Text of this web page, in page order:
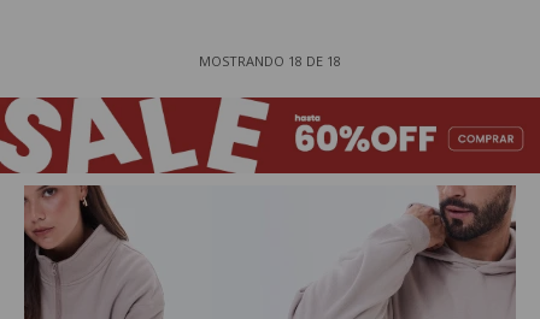
MOSTRANDO 18 DE 18